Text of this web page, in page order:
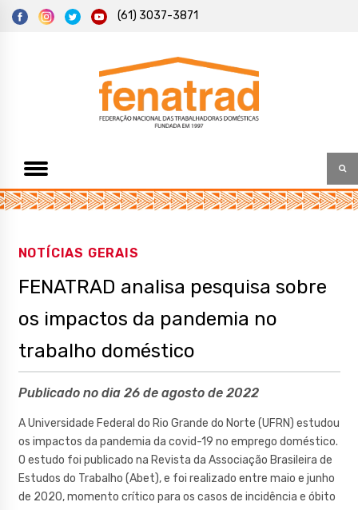
(61) 3037-3871
Fenatrad
Federação Nacional das Trabalhadoras Domésticas
NOTÍCIAS GERAIS
FENATRAD analisa pesquisa sobre
os impactos da pandemia no
trabalho doméstico
Publicado no dia 26 de agosto de 2022
A Universidade Federal do Rio Grande do Norte (UFRN) estudou
os impactos da pandemia da covid-19 no emprego doméstico.
O estudo foi publicado na Revista da Associação Brasileira de
Estudos do Trabalho (Abet), e foi realizado entre maio e junho
de 2020, momento crítico para os casos de incidência e óbito